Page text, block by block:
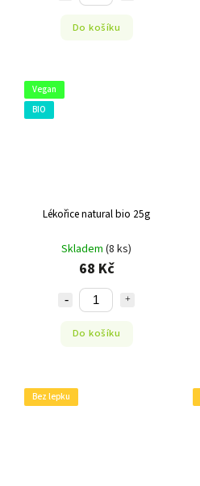
Do košíku
Vegan
BIO
Lékořice natural bio 25g
Skladem (8 ks)
68 Kč
Do košíku
Bez lepku